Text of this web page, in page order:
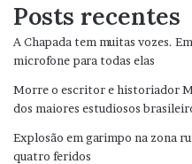
Posts recentes
A Chapada tem muitas vozes.
microfone para todas elas
Morre o escritor e historiador
dos maiores estudiosos
Explosão em garimpo na zona
quatro feridos